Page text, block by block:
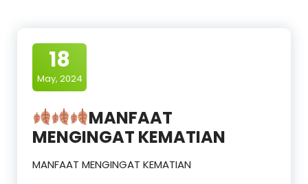
18
May, 2024
MANFAAT
MENGINGAT KEMATIAN
MANFAAT MENGINGAT KEMATIAN